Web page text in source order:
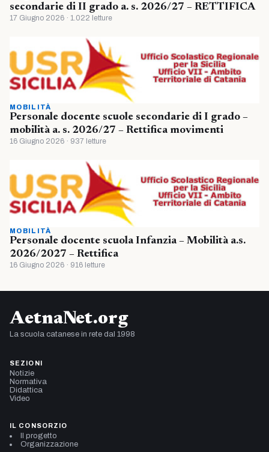
secondarie di II grado a. s. 2026/27 – RETTIFICA
17 Giugno 2026 · 1.022 letture
MOBILITÀ
Personale docente scuole secondarie di I grado –
mobilità a. s. 2026/27 – Rettifica movimenti
16 Giugno 2026 · 937 letture
MOBILITÀ
Personale docente scuola Infanzia – Mobilità a.s.
2026/2027 – Rettifica
16 Giugno 2026 · 916 letture
AetnaNet.org
La scuola catanese in rete dal 1998
SEZIONI
Notizie
Normativa
Didattica
Video
IL CONSORZIO
Il progetto
Organizzazione